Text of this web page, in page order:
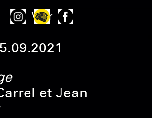
Voir
et Jean